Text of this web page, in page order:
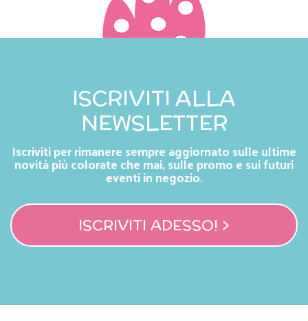
ISCRIVITI ALLA
NEWSLETTER
Iscriviti per rimanere sempre aggiornato sulle ultime
novità più colorate che mai, sulle promo e sui futuri
eventi in negozio.
ISCRIVITI ADESSO! >